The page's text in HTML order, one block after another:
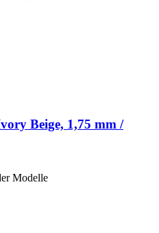
Beige, 1,75 mm /
Modelle